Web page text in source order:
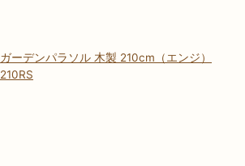
ガーデンパラソル 木製 210cm（エンジ）
210RS